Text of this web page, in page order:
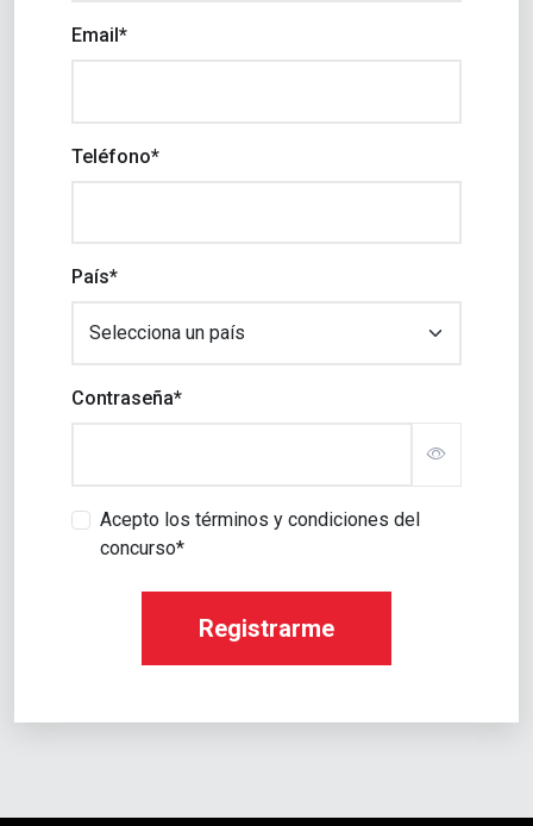
Email*
Teléfono*
País*
Contraseña*
Acepto los términos y condiciones del
concurso*
Registrarme